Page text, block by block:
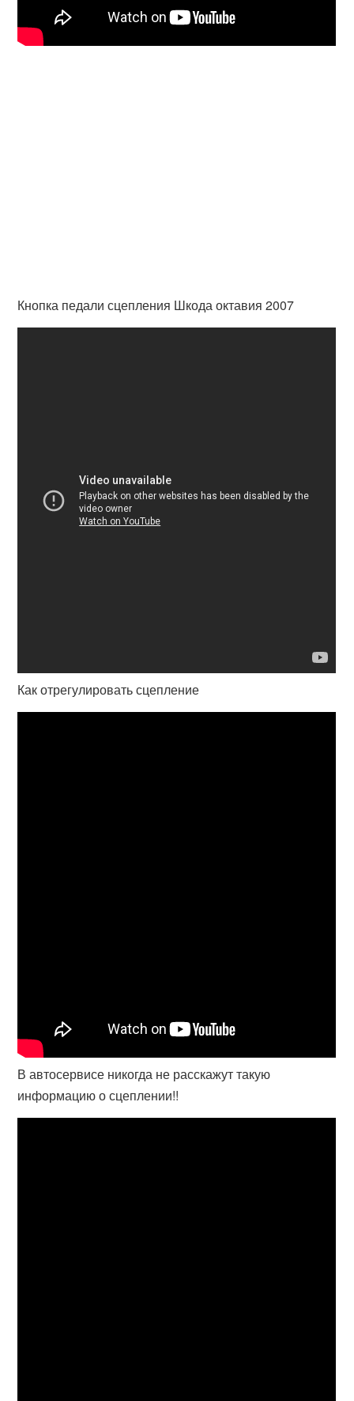
Кнопка педали сцепления Шкода октавия 2007
Как отрегулировать сцепление
В автосервисе никогда не расскажут такую
информацию о сцеплении!!